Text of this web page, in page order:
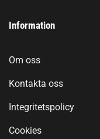
Information
Om oss
Kontakta oss
Integritetspolicy
Cookies